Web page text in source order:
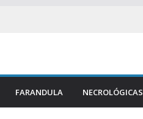
FARANDULA NECROLÓGICAS